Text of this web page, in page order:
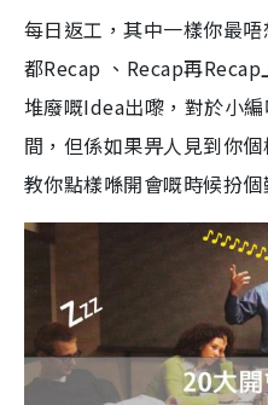
每日返工，其中一樣你最
都Recap 、Recap再
堆廢嘅Idea出嚟，對於小
間，但係如果畀人見到你
教你點樣喺開會嘅時候扮個